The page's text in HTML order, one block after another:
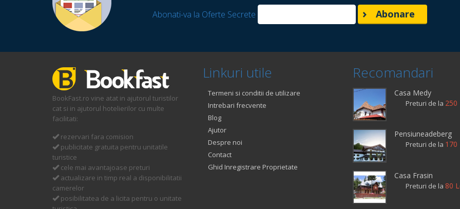
Abonati-va la Oferte Secrete
BookFast.ro vine atat in ajutorul turistilor
cat si in ajutorul hotelierilor cu multe
facilitati:
rezervari fara comision
publicitate gratuita pentru unitatile
turistice
cele mai avantajoase preturi
actualizare in timp real a disponibilitatii
camerelor
posibilitatea de a licita pentru o unitate
Linkuri utile
Termeni si conditii de utilizare
Intrebari frecvente
Blog
Ajutor
Despre noi
Contact
Ghid Inregistrare Proprietate
Recomandari
Casa Medy
Preturi de la 250
Pensiuneadeberg
Preturi de la 170
Casa Frasin
Preturi de la 80